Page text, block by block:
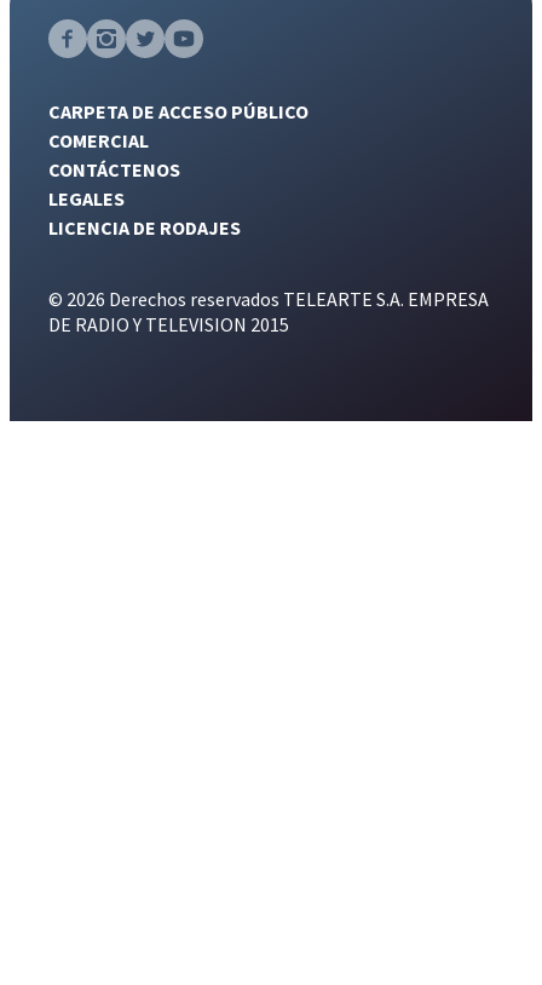
CARPETA DE ACCESO PÚBLICO
COMERCIAL
CONTÁCTENOS
LEGALES
LICENCIA DE RODAJES
© 2026 Derechos reservados TELEARTE S.A. EMPRESA
DE RADIO Y TELEVISION 2015